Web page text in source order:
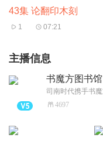
43集 论翻印木刻
1 07:21
主播信息
书魔方图书馆
4697